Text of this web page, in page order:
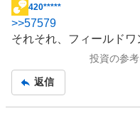
掲
示
板
420*****
>>57579
それそれ、フィールド
投資の参
返信